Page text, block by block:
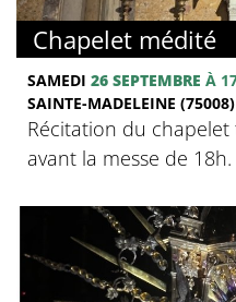
Chapelet médité
SAMEDI 26 SEPTEMBRE À
SAINTE-MADELEINE (75008)
Récitation du
avant la messe de